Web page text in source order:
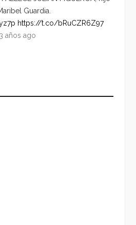
Guardia.
https://t.co/bRuCZR6Z97
3 años ago